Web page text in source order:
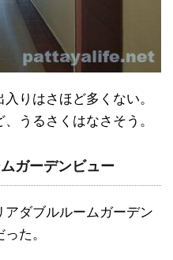
りはさほど多くない。
うるさくはなさそう。
ガーデンビュー
ダブルルームガーデン
た。